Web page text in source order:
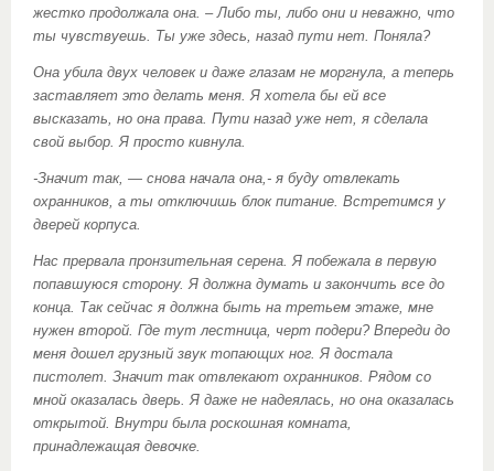
жестко продолжала она. – Либо ты, либо они и неважно, что
ты чувствуешь. Ты уже здесь, назад пути нет. Поняла?
Она убила двух человек и даже глазам не моргнула, а теперь
заставляет это делать меня. Я хотела бы ей все
высказать, но она права. Пути назад уже нет, я сделала
свой выбор. Я просто кивнула.
-Значит так, — снова начала она,- я буду отвлекать
охранников, а ты отключишь блок питание. Встретимся у
дверей корпуса.
Нас прервала пронзительная серена. Я побежала в первую
попавшуюся сторону. Я должна думать и закончить все до
конца. Так сейчас я должна быть на третьем этаже, мне
нужен второй. Где тут лестница, черт подери? Впереди до
меня дошел грузный звук топающих ног. Я достала
пистолет. Значит так отвлекают охранников. Рядом со
мной оказалась дверь. Я даже не надеялась, но она оказалась
открытой. Внутри была роскошная комната,
принадлежащая девочке.